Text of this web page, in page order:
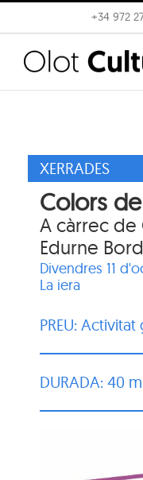
to
content
+34 972
XERRADES
Colors
A càrrec de
Edurne
Divendres 11
La iera
PREU:
DURADA: 40